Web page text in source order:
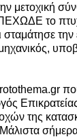
μετοχική
το
την
Επικρατείας
της